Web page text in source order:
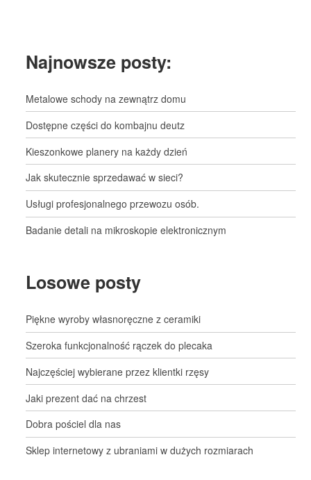
Najnowsze posty:
Metalowe schody na zewnątrz domu
Dostępne części do kombajnu deutz
Kieszonkowe planery na każdy dzień
Jak skutecznie sprzedawać w sieci?
Usługi profesjonalnego przewozu osób.
Badanie detali na mikroskopie elektronicznym
Losowe posty
Piękne wyroby własnoręczne z ceramiki
Szeroka funkcjonalność rączek do plecaka
Najczęściej wybierane przez klientki rzęsy
Jaki prezent dać na chrzest
Dobra pościel dla nas
Sklep internetowy z ubraniami w dużych rozmiarach